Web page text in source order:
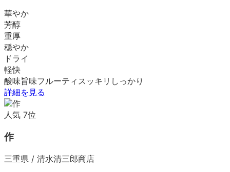
華やか
芳醇
重厚
穏やか
ドライ
軽快
酸味旨味フルーティ スッキリ しっかり
詳細を見る
人気 7位
作
三重県 / 清水清三郎商店